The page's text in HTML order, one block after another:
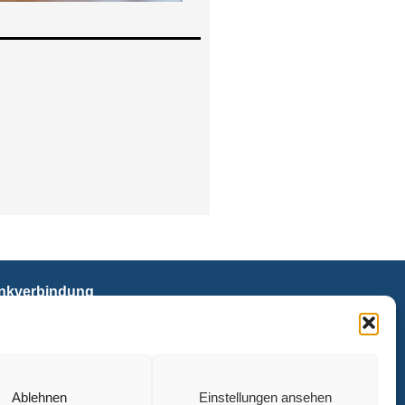
Ablehnen Einstellungen ansehen